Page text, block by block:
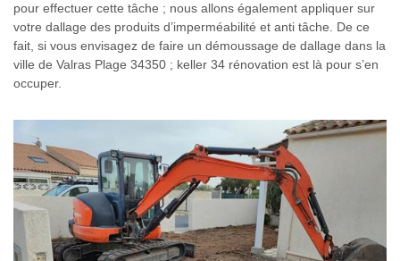
pour effectuer cette tâche ; nous allons également appliquer sur
votre dallage des produits d’imperméabilité et anti tâche. De ce
fait, si vous envisagez de faire un démoussage de dallage dans la
ville de Valras Plage 34350 ; keller 34 rénovation est là pour s’en
occuper.